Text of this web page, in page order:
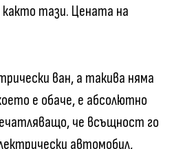
тази. Цената на
ван, а такива няма
е обаче, е абсолютно
че всъщност го
автомобил,